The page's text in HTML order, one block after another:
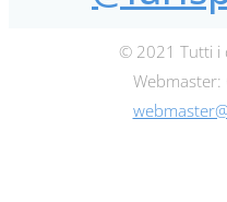
© 2021 Tutti i
Webmaster: